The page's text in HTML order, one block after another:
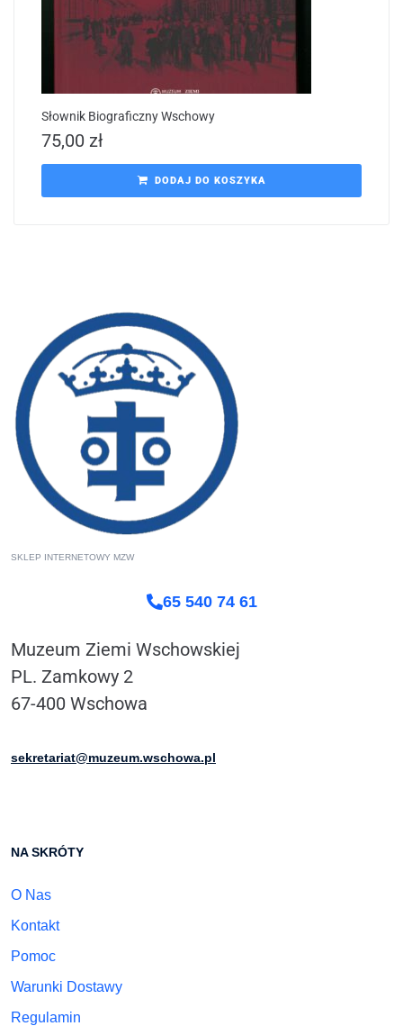
Słownik Biograficzny Wschowy
75,00 zł
DODAJ DO KOSZYKA
SKLEP INTERNETOWY MZW
65 540 74 61
Muzeum Ziemi Wschowskiej
PL. Zamkowy 2
67-400 Wschowa
sekretariat@muzeum.wschowa.pl
NA SKRÓTY
O Nas
Kontakt
Pomoc
Warunki Dostawy
Regulamin